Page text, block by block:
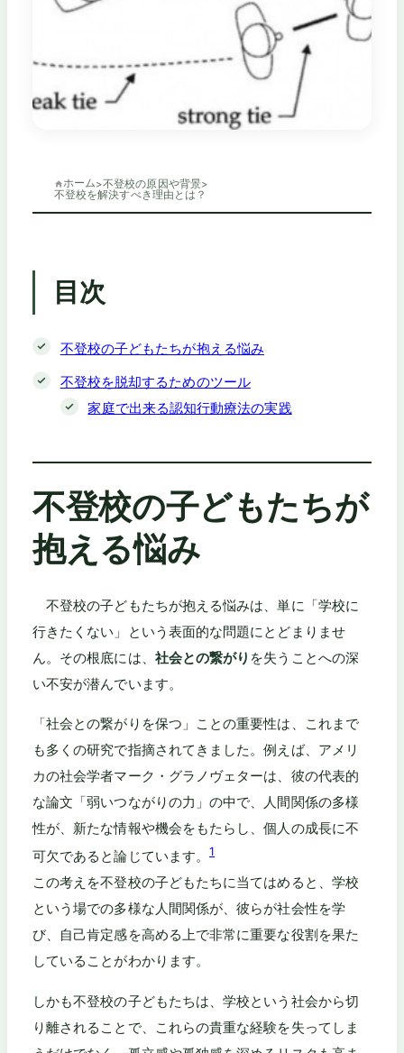
ホーム>不登校の原因や背景>
不登校を解決すべき理由とは？
目次
不登校の子どもたちが抱える悩み
不登校を脱却するためのツール
家庭で出来る認知行動療法の実践
不登校の子どもたちが
抱える悩み
不登校の子どもたちが抱える悩みは、単に「学校に
行きたくない」という表面的な問題にとどまりませ
ん。その根底には、 社会との繋がり を失うことへの深
い不安が潜んでいます。
「社会との繋がりを保つ」ことの重要性は、これまで
も多くの研究で指摘されてきました。例えば、アメリ
カの社会学者マーク・グラノヴェターは、彼の代表的
な論文「弱いつながりの力」の中で、人間関係の多様
性が、新たな情報や機会をもたらし、個人の成長に不
可欠であると論じています。1
この考えを不登校の子どもたちに当てはめると、学校
という場での多様な人間関係が、彼らが社会性を学
び、自己肯定感を高める上で非常に重要な役割を果た
していることがわかります。
しかも不登校の子どもたちは、学校という社会から切
り離されることで、これらの貴重な経験を失ってしま